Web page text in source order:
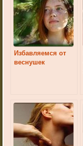
Избавляемся от
веснушек